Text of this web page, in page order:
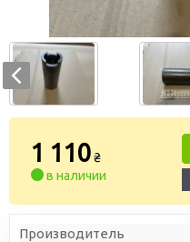
1 110₴
в наличии
Производитель